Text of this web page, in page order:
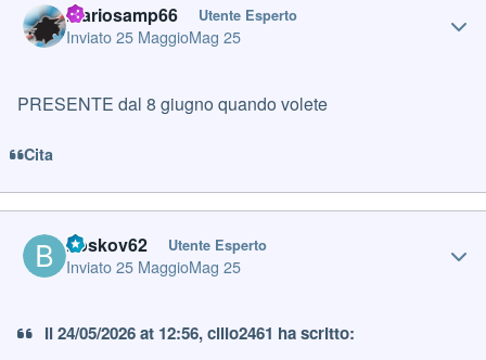
mariosamp66 Utente Esperto
Inviato25 MaggioMag 25
PRESENTE dal 8 giugno quando volete
Cita
boskov62 Utente Esperto
Inviato25 MaggioMag 25
Il 24/05/2026 at 12:56, cillo2461 ha scritto: